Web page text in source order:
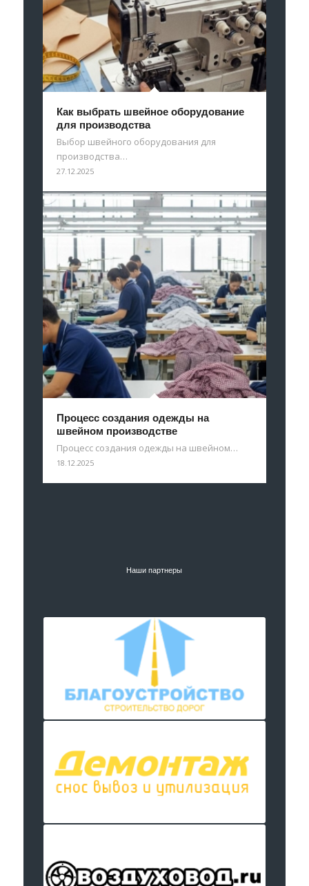
Как выбрать швейное оборудование
для производства
Выбор швейного оборудования для
производства…
27.12.2025
Процесс создания одежды на
швейном производстве
Процесс создания одежды на швейном…
18.12.2025
Наши партнеры